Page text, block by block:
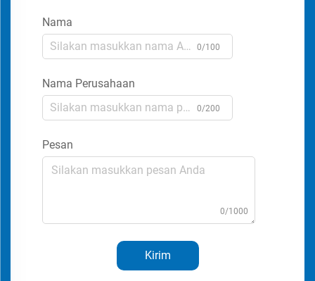
Nama
0/100
Nama Perusahaan
0/200
Pesan
0/1000
Kirim